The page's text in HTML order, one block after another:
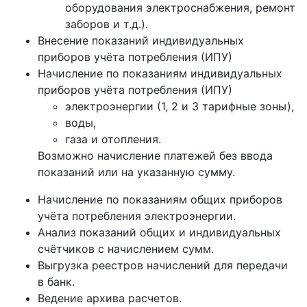
оборудования электроснабжения, ремонт
заборов и т.д.).
Внесение показаний индивидуальных
приборов учёта потребления (ИПУ)
Начисление по показаниям индивидуальных
приборов учёта потребления (ИПУ)
электроэнергии (1, 2 и 3 тарифные зоны),
воды,
газа и отопления.
Возможно начисление платежей без ввода
показаний или на указанную сумму.
Начисление по показаниям общих приборов
учёта потребления электроэнергии.
Анализ показаний общих и индивидуальных
счётчиков с начислением сумм.
Выгрузка реестров начислений для передачи
в банк.
Ведение архива расчетов.